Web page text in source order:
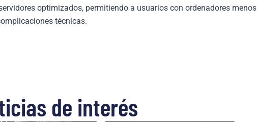
optimizados, permitiendo a usuarios con ordenadores menos
técnicas.
de interés